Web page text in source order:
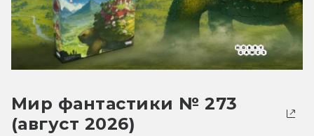
Мир фантастики № 273
(август 2026)